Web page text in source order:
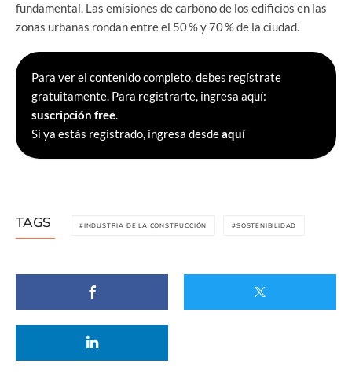
fundamental. Las emisiones de carbono de los edificios en las
zonas urbanas rondan entre el 50 % y 70 % de la ciudad.
Para ver el contenido completo, debes regístrate
gratuitamente. Para registrarte, ingresa aquí:
suscripción free.
Si ya estás registrado, ingresa desdeaquí
TAGS INDUSTRIA DE LA CONSTRUCCIÓN SOSTENIBILIDAD